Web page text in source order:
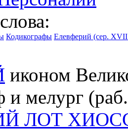
Кодикографы Елевферий (сер.
иконом
и мелург
ЛОТ